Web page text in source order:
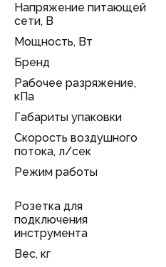
Напряжение питающей
сети, В
Мощность, Вт
Бренд
Рабочее разряжение,
кПа
Габариты упаковки
Скорость воздушного
потока, л/сек
Режим работы
Розетка для
подключения
инструмента
Вес, кг